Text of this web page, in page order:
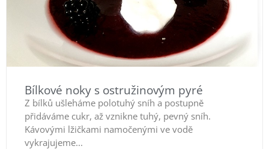
Bílkové noky s ostružinovým pyré
Z bílků ušleháme polotuhý sníh a postupně
přidáváme cukr, až vznikne tuhý, pevný sníh.
Kávovými lžičkami namočenými ve vodě
vykrajujeme...